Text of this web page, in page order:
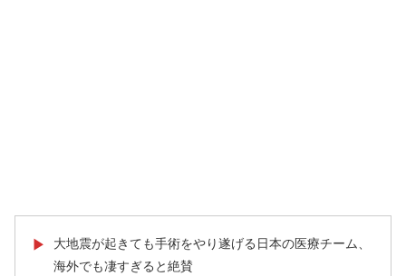
▶
大地震が起きても手術をやり遂げる日本の医療チーム、
海外でも凄すぎると絶賛